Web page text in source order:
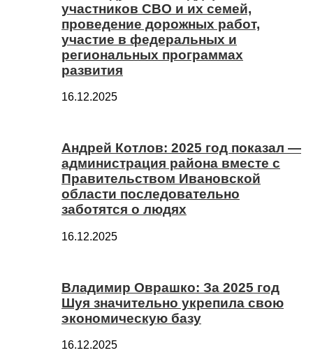
участников СВО и их семей,
проведение дорожных работ,
участие в федеральных и
региональных программах
развития
16.12.2025
Андрей Котлов: 2025 год показал —
администрация района вместе с
Правительством Ивановской
области последовательно
заботятся о людях
16.12.2025
Владимир Оврашко: За 2025 год
Шуя значительно укрепила свою
экономическую базу
16.12.2025